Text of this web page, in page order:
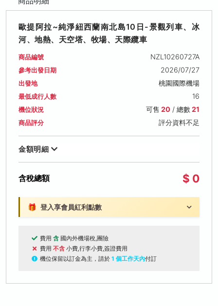
歐提阿拉~純淨紐西蘭南北島10日-景觀列車、冰
河、地熱、天空塔、牧場、天際纜車
商品編號 NZL10260727A
參考出發日期 2026/07/27
出發地 桃園國際機場
最低成行人數 16
機位狀況 可售 20/ 總數21
商品評分 評分資料不足
金額明細
含稅總額 $ 0
🎁 登入享會員紅利點數
費用 含 國內外機場稅,團險
費用 不含 小費,行李小費,簽證費用
機位保留以訂金為主，請於 1 個工作天內付訂